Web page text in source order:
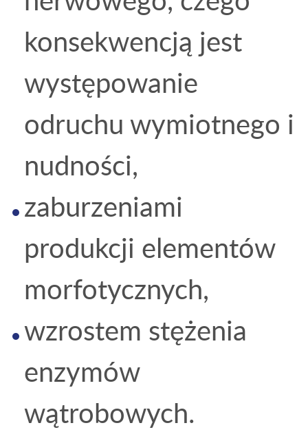
konsekwencją jest
występowanie
odruchu wymiotnego i
nudności,
zaburzeniami
produkcji elementów
morfotycznych,
wzrostem stężenia
enzymów
wątrobowych.